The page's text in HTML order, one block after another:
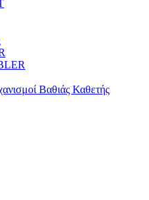
Βαθιάς Καθετής